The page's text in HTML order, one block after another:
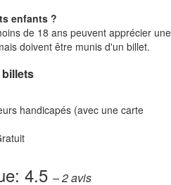
enfants ?
de 18 ans peuvent apprécier une
doivent être munis d'un billet.
handicapés (avec une carte
4.5– 2avis